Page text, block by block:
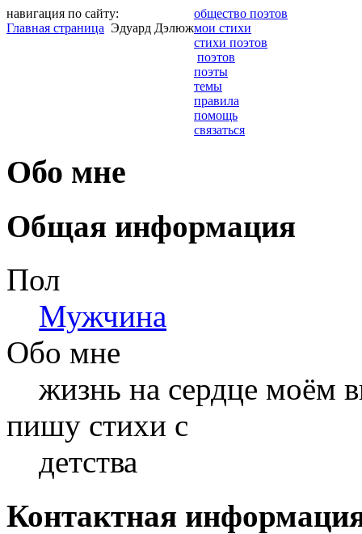
навигация по сайту:
Главная страница Эдуард Дэлюж
общество поэтов
мои стихи
стихи поэтов
поэтов
поэты
темы
правила
помощь
связаться
Обо мне
Общая информация
Пол
Мужчина
Обо мне
жизнь на сердце моём
пишу стихи с
детства
Контактная